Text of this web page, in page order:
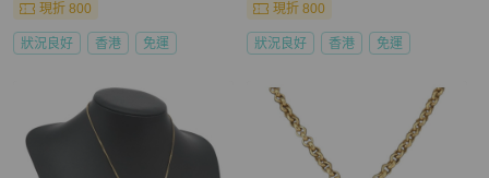
現折 800
狀況良好 香港 免運
現折 800
狀況良好 香港 免運